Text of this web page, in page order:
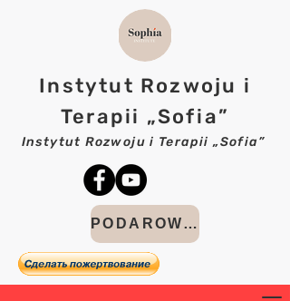
Instytut Rozwoju i
Terapii „Sofia”
Instytut Rozwoju i Terapii „Sofia”
PODAROWAĆ